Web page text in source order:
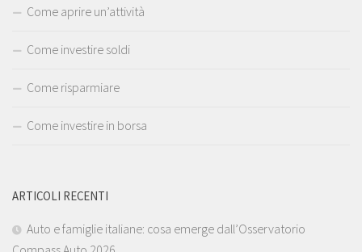
Come aprire un’attività
Come investire soldi
Come risparmiare
Come investire in borsa
ARTICOLI RECENTI
Auto e famiglie italiane: cosa emerge dall’Osservatorio